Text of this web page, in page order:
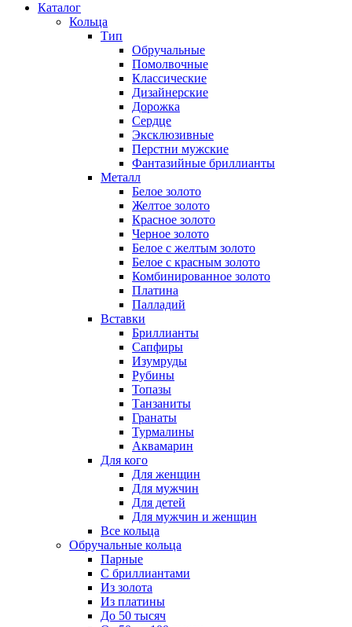
Каталог
Кольца
Тип
Обручальные
Помолвочные
Классические
Дизайнерские
Дорожка
Сердце
Эксклюзивные
Перстни мужские
Фантазийные бриллианты
Металл
Белое золото
Желтое золото
Красное золото
Черное золото
Белое с желтым золото
Белое с красным золото
Комбинированное золото
Платина
Палладий
Вставки
Бриллианты
Сапфиры
Изумруды
Рубины
Топазы
Танзаниты
Гранаты
Турмалины
Аквамарин
Для кого
Для женщин
Для мужчин
Для детей
Для мужчин и женщин
Все кольца
Обручальные кольца
Парные
С бриллиантами
Из золота
Из платины
До 50 тысяч